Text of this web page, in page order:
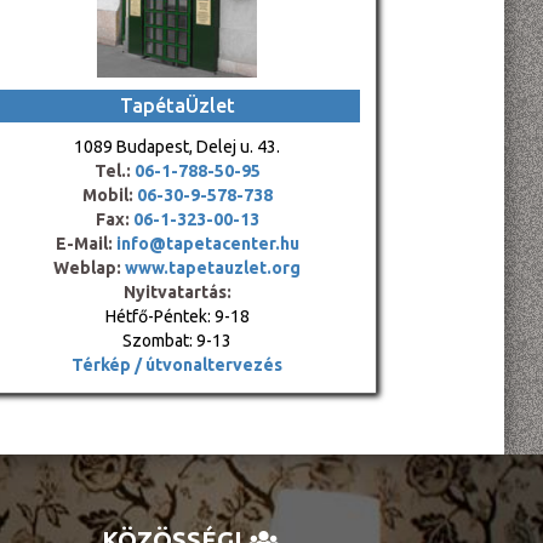
TapétaÜzlet
1089 Budapest, Delej u. 43.
Tel.: 06-1-788-50-95
Mobil: 06-30-9-578-738
Fax: 06-1-323-00-13
E-Mail: info@tapetacenter.hu
Weblap: www.tapetauzlet.org
Nyitvatartás:
Hétfő-Péntek: 9-18
Szombat: 9-13
Térkép / útvonaltervezés